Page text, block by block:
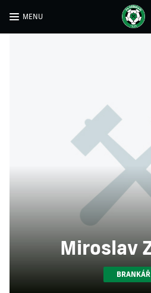
MENU
Miroslav
BRANKÁŘ